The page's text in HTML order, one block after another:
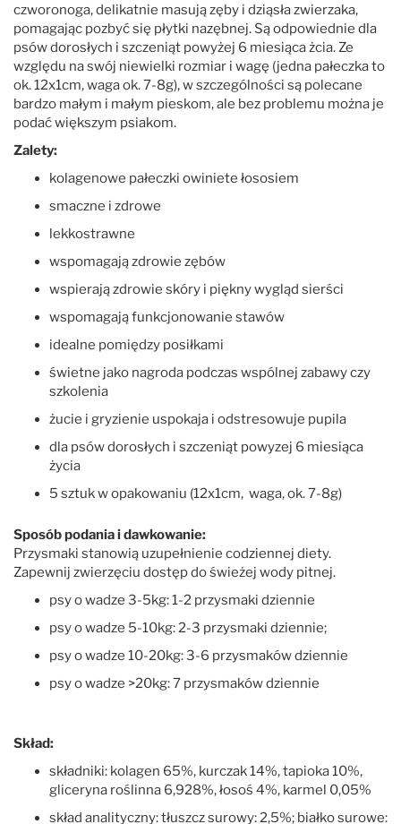
czworonoga, delikatnie masują zęby i dziąsła zwierzaka,
pomagając pozbyć się płytki nazębnej. Są odpowiednie dla
psów dorosłych i szczeniąt powyżej 6 miesiąca żcia. Ze
względu na swój niewielki rozmiar i wagę (jedna pałeczka to
ok. 12x1cm, waga ok. 7-8g), w szczególności są polecane
bardzo małym i małym pieskom, ale bez problemu można je
podać większym psiakom.
Zalety:
kolagenowe pałeczki owiniete łososiem
smaczne i zdrowe
lekkostrawne
wspomagają zdrowie zębów
wspierają zdrowie skóry i piękny wygląd sierści
wspomagają funkcjonowanie stawów
idealne pomiędzy posiłkami
świetne jako nagroda podczas wspólnej zabawy czy
szkolenia
żucie i gryzienie uspokaja i odstresowuje pupila
dla psów dorosłych i szczeniąt powyzej 6 miesiąca
życia
5 sztuk w opakowaniu (12x1cm, waga, ok. 7-8g)
Sposób podania i dawkowanie:
Przysmaki stanowią uzupełnienie codziennej diety.
Zapewnij zwierzęciu dostęp do świeżej wody pitnej.
psy o wadze 3-5kg: 1-2 przysmaki dziennie
psy o wadze 5-10kg: 2-3 przysmaki dziennie;
psy o wadze 10-20kg: 3-6 przysmaków dziennie
psy o wadze >20kg: 7 przysmaków dziennie
Skład:
składniki: kolagen 65%, kurczak 14%, tapioka 10%,
gliceryna roślinna 6,928%, łosoś 4%, karmel 0,05%
skład analityczny: tłuszcz surowy: 2,5%; białko surowe: